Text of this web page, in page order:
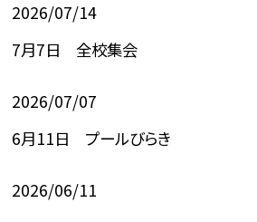
2026/07/14
7月7日 全校集会
2026/07/07
6月11日 プールびらき
2026/06/11